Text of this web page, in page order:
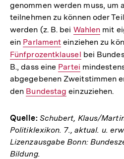
genommen werden muss, um
teilnehmen zu können oder
werden (z. B. bei Interner
Link:
Wahlen mit
ein Interner
Link:
Parlament einziehen zu
Fünfprozentklausel bei
B., dass eine Interner
Link:
Partei
abgegebenen Zweitstimmen
den Interner
Bundestag einzuziehen.
Quelle: Schubert, Klaus/
Politiklexikon. 7., aktual. u.
Lizenzausgabe Bonn:
Bildung.